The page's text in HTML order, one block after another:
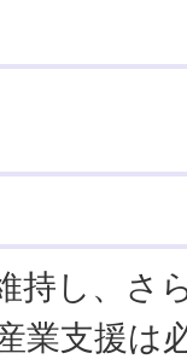
持し、さ
業支援は